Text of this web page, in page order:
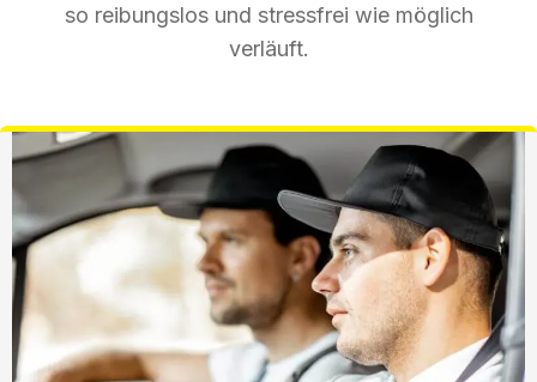
so reibungslos und stressfrei wie möglich
verläuft.